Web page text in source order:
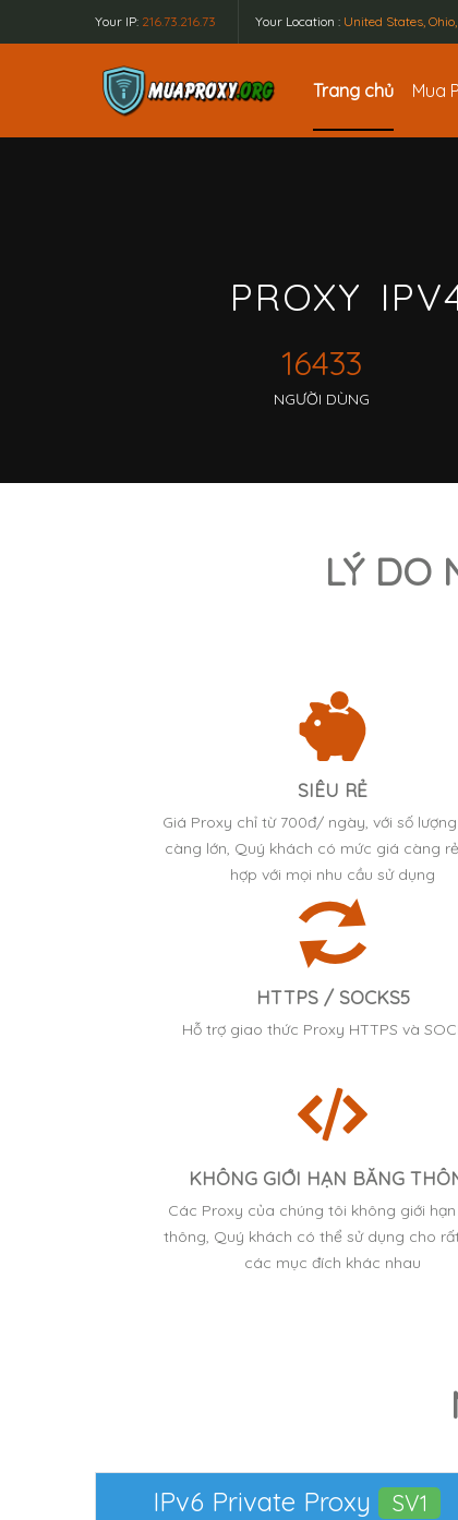
Your IP: 216.73.216.73 Your Location : United States,
Trang chủ Mua
PROXY
16433
NGƯỜI DÙNG
LÝ DO
SIÊU RẺ
Giá Proxy chỉ từ 700đ/ ngày, với số
càng lớn, Quý khách có mức giá càng
hợp với mọi nhu cầu sử dụng
HTTPS / SOCKS5
Hỗ trợ giao thức Proxy HTTPS và
KHÔNG GIỚI HẠN BĂNG
Các Proxy của chúng tôi không giới
thông, Quý khách có thể sử dụng cho
các mục đích khác nhau
IPv6 Private Proxy SV1